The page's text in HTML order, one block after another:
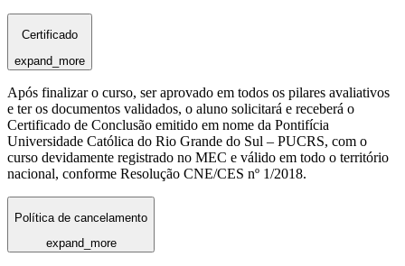
Certificado
expand_more
Após finalizar o curso, ser aprovado em todos os pilares avaliativos
e ter os documentos validados, o aluno solicitará e receberá o
Certificado de Conclusão emitido em nome da Pontifícia
Universidade Católica do Rio Grande do Sul – PUCRS, com o
curso devidamente registrado no MEC e válido em todo o território
nacional, conforme Resolução CNE/CES nº 1/2018.
Política de cancelamento
expand_more